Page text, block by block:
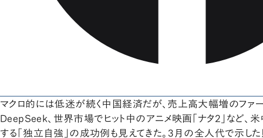
マクロ的には低迷が続く中国経済だが、売上高大幅増のファ
DeepSeek、世界市場でヒット中のアニメ映画「ナタ2」など、
する「独立自強」の成功例も見えてきた。3月の全人代で示し